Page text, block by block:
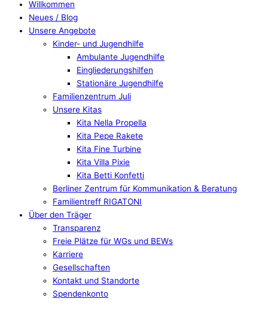
Willkommen
Neues / Blog
Unsere Angebote
Kinder- und Jugendhilfe
Ambulante Jugendhilfe
Eingliederungshilfen
Stationäre Jugendhilfe
Familienzentrum Juli
Unsere Kitas
Kita Nella Propella
Kita Pepe Rakete
Kita Fine Turbine
Kita Villa Pixie
Kita Betti Konfetti
Berliner Zentrum für Kommunikation & Beratung
Familientreff RIGATONI
Über den Träger
Transparenz
Freie Plätze für WGs und BEWs
Karriere
Gesellschaften
Kontakt und Standorte
Spendenkonto